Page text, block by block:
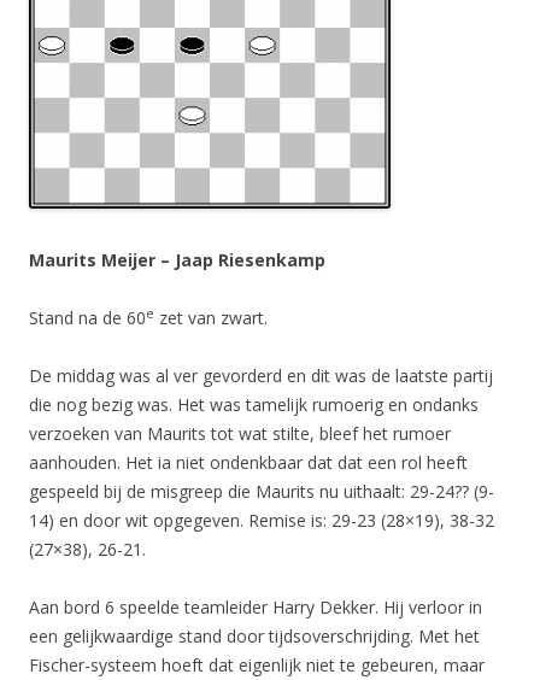
Maurits Meijer – Jaap Riesenkamp
Stand na de 60e zet van zwart.
De middag was al ver gevorderd en dit was de laatste partij
die nog bezig was. Het was tamelijk rumoerig en ondanks
verzoeken van Maurits tot wat stilte, bleef het rumoer
aanhouden. Het ia niet ondenkbaar dat dat een rol heeft
gespeeld bij de misgreep die Maurits nu uithaalt: 29-24?? (9-
14) en door wit opgegeven. Remise is: 29-23 (28×19), 38-32
(27×38), 26-21.
Aan bord 6 speelde teamleider Harry Dekker. Hij verloor in
een gelijkwaardige stand door tijdsoverschrijding. Met het
Fischer-systeem hoeft dat eigenlijk niet te gebeuren, maar